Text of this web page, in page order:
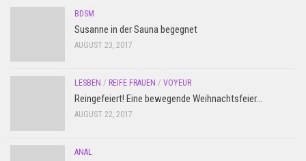
BDSM
Susanne in der Sauna begegnet
AUGUST 23, 2017
LESBEN / REIFE FRAUEN / VOYEUR
Reingefeiert! Eine bewegende Weihnachtsfeier…
AUGUST 22, 2017
ANAL